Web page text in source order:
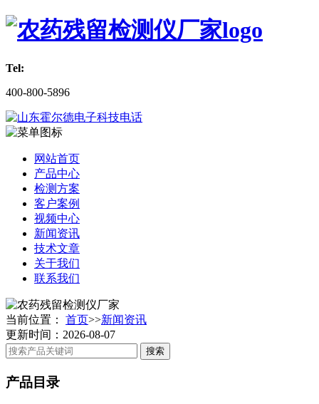
Tel:
400-800-5896
网站首页
产品中心
检测方案
客户案例
视频中心
新闻资讯
技术文章
关于我们
联系我们
当前位置： 首页>>新闻资讯
更新时间：2026-08-07
产品目录